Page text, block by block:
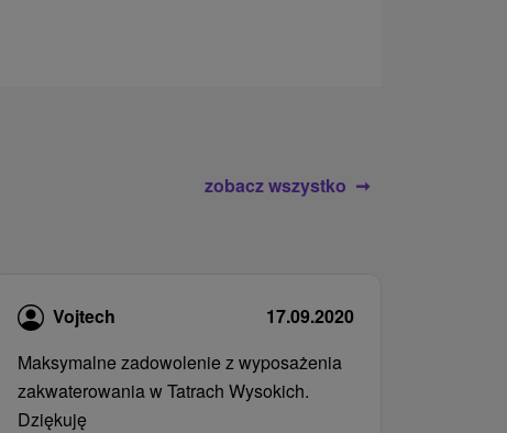
zobacz wszystko
Vojtech
17.09.2020
Maksymalne zadowolenie z wyposażenia
zakwaterowania w Tatrach Wysokich.
Dziękuję